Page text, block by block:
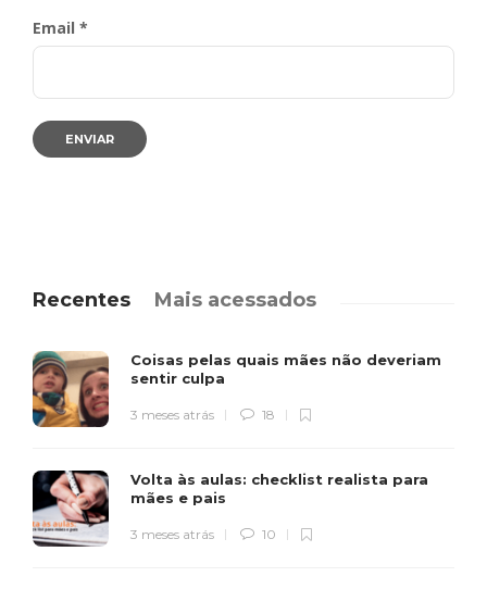
Email *
Recentes Mais acessados
Coisas pelas quais mães não deveriam
sentir culpa
3 meses atrás 18
Volta às aulas: checklist realista para
mães e pais
3 meses atrás 10